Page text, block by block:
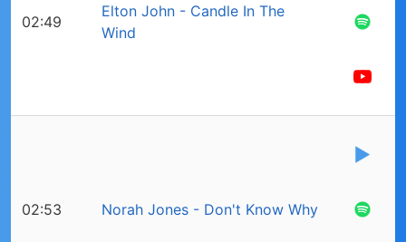
02:49
Elton John - Candle In The
Wind
02:53 Norah Jones - Don't Know Why